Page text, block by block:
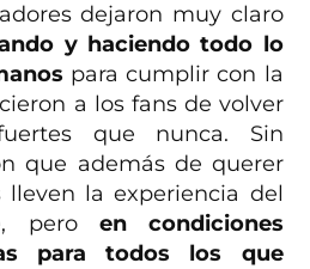
dejaron muy claro
y haciendo todo lo
para cumplir con la
a los fans de volver
que nunca. Sin
que además de querer
lleven la experiencia del
pero en condiciones
para todos los que